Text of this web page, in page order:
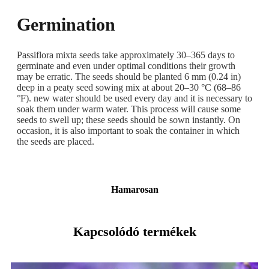
Germination
Passiflora mixta seeds take approximately 30–365 days to
germinate and even under optimal conditions their growth
may be erratic. The seeds should be planted 6 mm (0.24 in)
deep in a peaty seed sowing mix at about 20–30 °C (68–86
°F). new water should be used every day and it is necessary to
soak them under warm water. This process will cause some
seeds to swell up; these seeds should be sown instantly. On
occasion, it is also important to soak the container in which
the seeds are placed.
Hamarosan
Kapcsolódó termékek